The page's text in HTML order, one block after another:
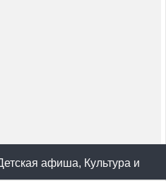
афиша, Культура и